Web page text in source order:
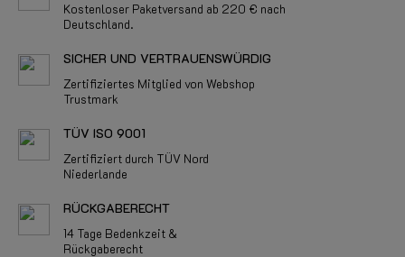
Kostenloser Paketversand ab 220 € nach
Deutschland.
SICHER UND VERTRAUENSWÜRDIG
Zertifiziertes Mitglied von Webshop
Trustmark
TÜV ISO 9001
Zertifiziert durch TÜV Nord
Niederlande
RÜCKGABERECHT
14 Tage Bedenkzeit &
Rückgaberecht